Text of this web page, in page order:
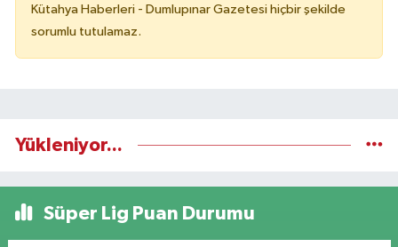
Kütahya Haberleri - Dumlupınar Gazetesi hiçbir şekilde
sorumlu tutulamaz.
Yükleniyor...
Süper Lig Puan Durumu